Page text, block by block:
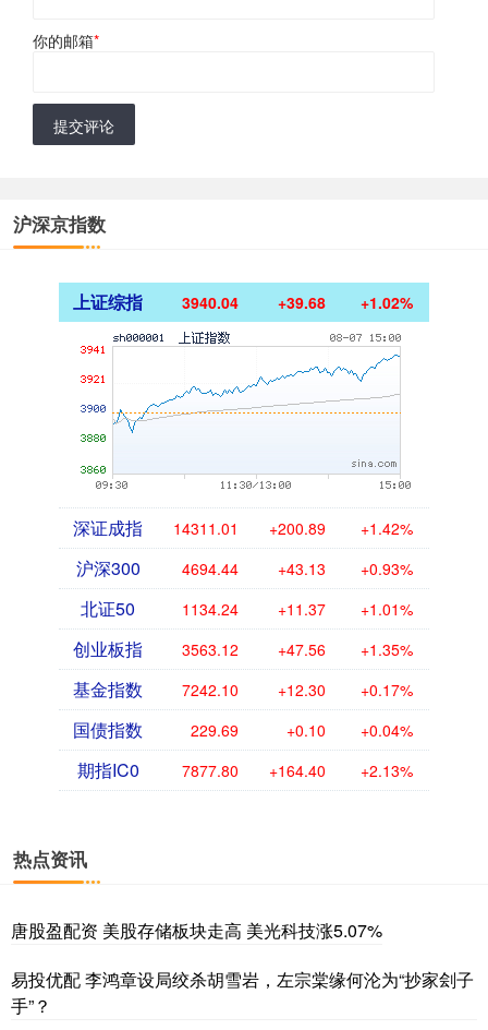
你的邮箱*
提交评论
沪深京指数
上证综指 3940.04 +39.68 +1.02%
深证成指 14311.01 +200.89 +1.42%
沪深300 4694.44 +43.13 +0.93%
北证50 1134.24 +11.37 +1.01%
创业板指 3563.12 +47.56 +1.35%
基金指数 7242.10 +12.30 +0.17%
国债指数 229.69 +0.10 +0.04%
期指IC0 7877.80 +164.40 +2.13%
热点资讯
唐股盈配资 美股存储板块走高 美光科技涨5.07%
易投优配 李鸿章设局绞杀胡雪岩，左宗棠缘何沦为“抄家刽子
手”？